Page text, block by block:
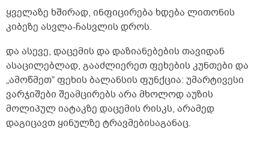
ყველაზე ხშირად, ინფიცირება ხდება ლითონის
კიბეზე ასვლა-ჩასვლისდროს.
და ასევე, დაცემის და დაზიანებების თავიდან
ასაცილებლად, გააძლიერეთ ფეხების კუნთები და
„ამოწმეთ“ ფეხის ბალანსის ფუნქცია: უმარტივესი
ვარჯიშები შეამცირებს არა მხოლოდ აუზის
მოლიპულ იატაკზე დაცემის რისკს, არამედ
დაგიცავთყინულზე ტრავმებისაგანაც.